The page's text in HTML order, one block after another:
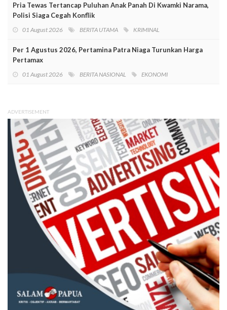
Pria Tewas Tertancap Puluhan Anak Panah Di Kwamki Narama,
Polisi Siaga Cegah Konflik
01 August 2026 BERITA UTAMA KRIMINAL
Per 1 Agustus 2026, Pertamina Patra Niaga Turunkan Harga
Pertamax
01 August 2026 BERITA NASIONAL EKONOMI
ADVERTISEMENT